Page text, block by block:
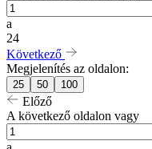
a
24
Következő
Megjelenítés az oldalon:
25 50 100
Előző
A következő oldalon vagy